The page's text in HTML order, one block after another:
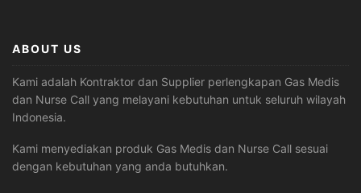
ABOUT US
Kami adalah Kontraktor dan Supplier perlengkapan Gas Medis
dan Nurse Call yang melayani kebutuhan untuk seluruh wilayah
Indonesia.
Kami menyediakan produk Gas Medis dan Nurse Call sesuai
dengan kebutuhan yang anda butuhkan.